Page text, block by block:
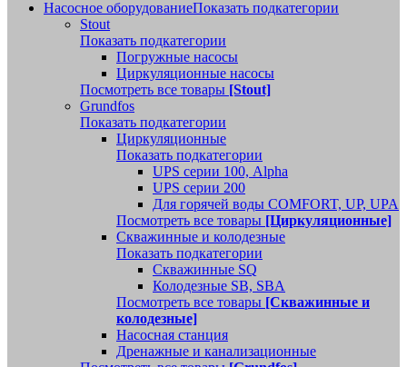
Насосное оборудованиеПоказать подкатегории
Stout
Показать подкатегории
Погружные насосы
Циркуляционные насосы
Посмотреть все товары [Stout]
Grundfos
Показать подкатегории
Циркуляционные
Показать подкатегории
UPS серии 100, Alpha
UPS серии 200
Для горячей воды COMFORT, UP, UPA
Посмотреть все товары [Циркуляционные]
Скважинные и колодезные
Показать подкатегории
Скважинные SQ
Колодезные SB, SBA
Посмотреть все товары [Скважинные и
колодезные]
Насосная станция
Дренажные и канализационные